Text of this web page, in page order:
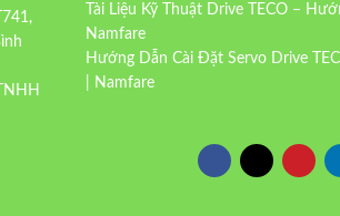
Tài Liệu Kỹ Thuật Drive TECO –
Namfare
Hướng Dẫn Cài Đặt Servo Drive
| Namfare